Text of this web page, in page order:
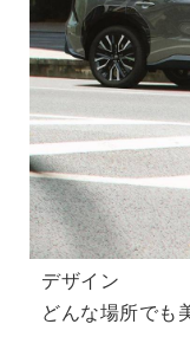
デザイン
どんな場所でも